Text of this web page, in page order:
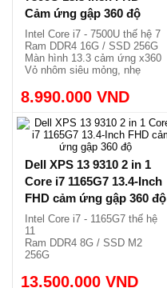
Cảm ứng gập 360 độ
Intel Core i7 - 7500U thế hệ 7
Ram DDR4 16G / SSD 256G
Màn hình 13.3 cảm ứng x360
Vỏ nhôm siêu mỏng, nhẹ
8.990.000 VND
Dell XPS 13 9310 2 in 1
Core i7 1165G7 13.4-Inch
FHD cảm ứng gập 360 độ
Intel Core i7 - 1165G7 thế hệ
11
Ram DDR4 8G / SSD M2
256G
Siêu sang, nhẹ chỉ 1.32kg.
13.500.000 VND